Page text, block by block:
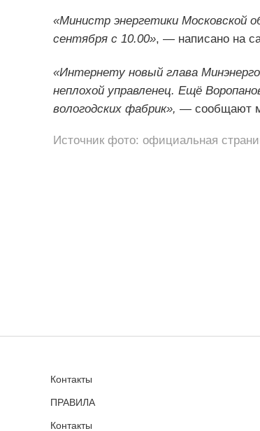
«Министр энергетики Московской
сентября с 10.00», — написано на
«Интернету новый глава
неплохой управленец. Ещё
вологодских фабрик», — сообщают
Источник фото: официальная
Контакты
ПРАВИЛА
Контакты